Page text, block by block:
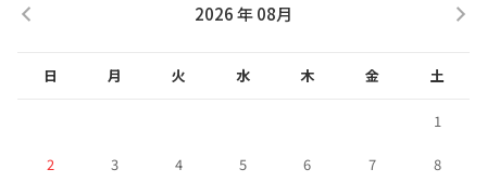
2026 年 08月
日 月 火 水 木 金 土
1
2 3 4 5 6 7 8